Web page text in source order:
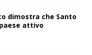
dimostra che Santo
attivo